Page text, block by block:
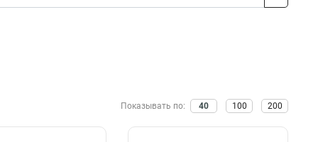
Показывать по: 40 100 200